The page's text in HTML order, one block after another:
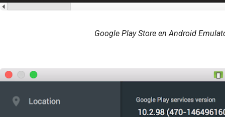
Google Play Store en Android